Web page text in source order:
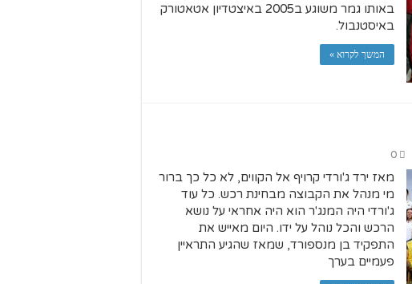
באותו גמר משוגע ב2005 באיצטדיון אטאטורק
באיסטנבול.
המשך לקרוא »
0
מאז ירד ג'ורדי קרויף אל הקווים, לא כל כך ברור
מי מנהל את הקבוצה מבחינת רכש. כל עוד
ג'ורדי היה המנג'ר הוא היה אחראי על נושא
הרכש והכל נוהל על ידו. היום מאייש את
התפקיד בן מנספורד, שמאז שהגיע התראיין
פעמיים בערך